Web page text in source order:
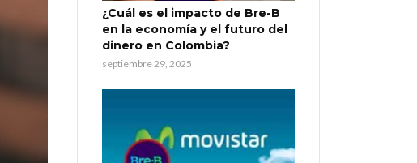
¿Cuál es el impacto de Bre-B
en la economía y el futuro del
dinero en Colombia?
septiembre 29, 2025